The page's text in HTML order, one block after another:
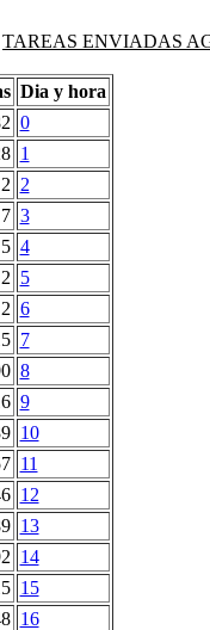
TAREAS ENVIADAS
Dia y hora
0
1
2 2
7 3
5 4
2 5
2 6
7
8
9
10
11
12
13
14
15
16